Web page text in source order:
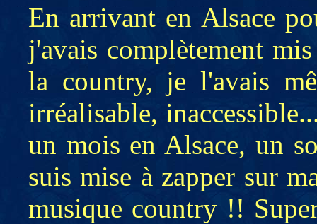
En arrivant en Alsace
j'avais complètement
la country, je l'avais
irréalisable,
un mois en Alsace, un
suis mise à zapper sur
musique country !!